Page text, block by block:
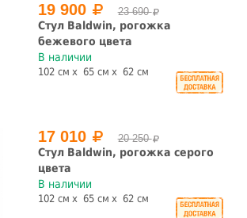
19 900 23 690
Стул Baldwin, рогожка
бежевого цвета
В наличии
102 см 65 см 62 см
17 010 20 250
Стул Baldwin, рогожка серого
цвета
В наличии
102 см 65 см 62 см